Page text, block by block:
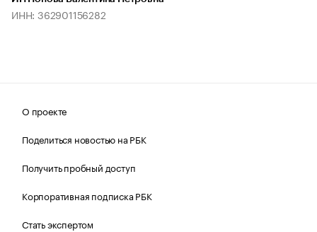
ИНН: 362901156282
О проекте
Поделиться новостью на РБК
Получить пробный доступ
Корпоративная подписка РБК
Стать экспертом